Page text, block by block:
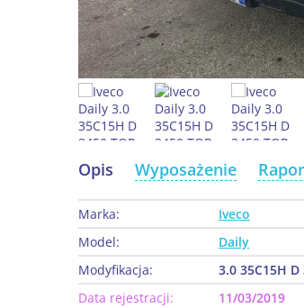
Opis Wyposażenie
Marka:
Iveco
Model:
Daily
Modyfikacja:
3.0 35C15H
Data rejestracji:
11/03/2019